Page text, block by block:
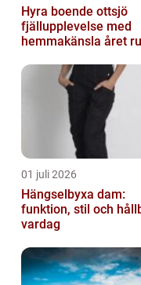
Hyra boende ottsjö
fjällupplevelse med
hemmakänsla året
01 juli 2026
Hängselbyxa dam:
funktion, stil och
vardag